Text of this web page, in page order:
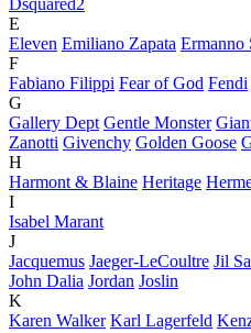
Dsquared2
E
Eleven Emiliano Zapata Ermanno
F
Fabiano Filippi Fear of God Fendi
G
Gallery Dept Gentle Monster
Zanotti Givenchy Golden Goose
H
Harmont & Blaine Heritage
I
Isabel Marant
J
Jacquemus Jaeger-LeCoultre Jil
John Dalia Jordan Joslin
K
Karen Walker Karl Lagerfeld